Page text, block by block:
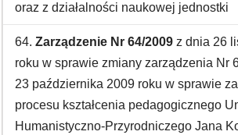
oraz z działalności naukowej jednostki
64. Zarządzenie Nr 64/2009 z dnia 26
roku w sprawie zmiany zarządzenia Nr
23 października 2009 roku w sprawie
procesu kształcenia pedagogicznego
Humanistyczno-Przyrodniczego Jana